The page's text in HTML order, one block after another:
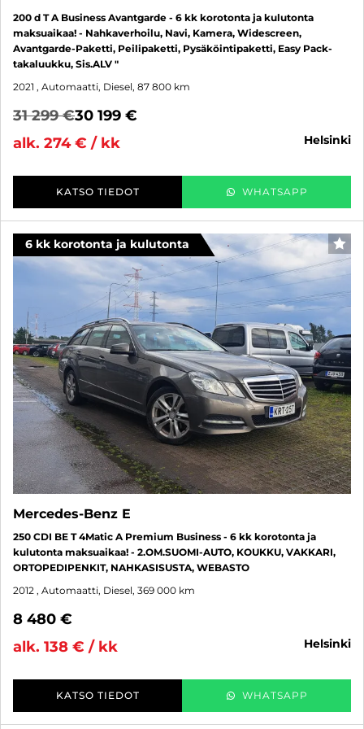
200 d T A Business Avantgarde - 6 kk korotonta ja kulutonta
maksuaikaa! - Nahkaverhoilu, Navi, Kamera, Widescreen,
Avantgarde-Paketti, Peilipaketti, Pysäköintipaketti, Easy Pack-
takaluukku, Sis.ALV "
2021 , Automaatti, Diesel, 87 800 km
31 299 €30 199 €
alk. 274 € / kk
helsinki
KATSO TIEDOT WHATSAPP
6 kk korotonta ja kulutonta
Mercedes-Benz E
250 CDI BE T 4Matic A Premium Business - 6 kk korotonta ja
kulutonta maksuaikaa! - 2.OM.SUOMI-AUTO, KOUKKU, VAKKARI,
ORTOPEDIPENKIT, NAHKASISUSTA, WEBASTO
2012 , Automaatti, Diesel, 369 000 km
8 480 €
alk. 138 € / kk
helsinki
KATSO TIEDOT WHATSAPP